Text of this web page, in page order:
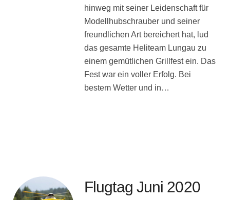
hinweg mit seiner Leidenschaft für
Modellhubschrauber und seiner
freundlichen Art bereichert hat, lud
das gesamte Heliteam Lungau zu
einem gemütlichen Grillfest ein. Das
Fest war ein voller Erfolg. Bei
bestem Wetter und in…
Flugtag Juni 2020